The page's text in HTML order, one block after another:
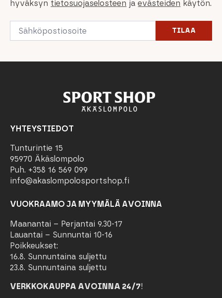
hyväksyn tietosuojaselosteen jaevästeiden käytön.
Email
TILAA
YHTEYSTIEDOT
Tunturintie 15
95970 Äkäslompolo
Puh. +358 16 569 099
info@akaslompolosportshop.fi
VUOKRAAMO JA MYYMÄLÄ AVOINNA
Maanantai – Perjantai 9.30-17
Lauantai – Sunnuntai 10-16
Poikkeukset:
16.8. Sunnuntaina suljettu
23.8. Sunnuntaina suljettu
VERKKOKAUPPA AVOINNA 24/7!